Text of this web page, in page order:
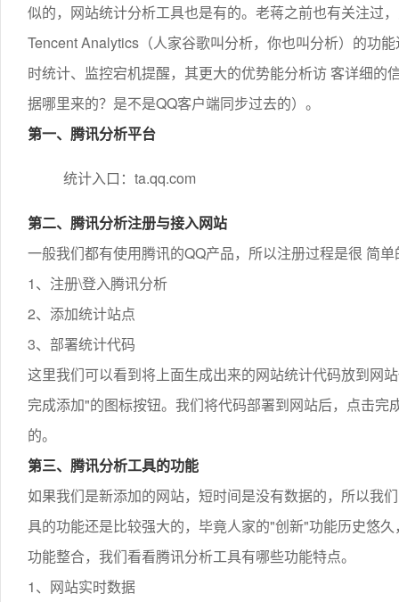
似的，网站统计分析工具也是有的。老蒋之前也有关注过
Tencent Analytics（人家谷歌叫分析，你也叫分析）的功
时统计、监控宕机提醒，其更大的优势能分析访 客详细
据哪里来的？是不是QQ客户端同步过去的）。
第一、腾讯分析平台
统计入口：ta.qq.com
第二、腾讯分析注册与接入网站
一般我们都有使用腾讯的QQ产品，所以注册过程是很 简
1、注册\登入腾讯分析
2、添加统计站点
3、部署统计代码
这里我们可以看到将上面生成出来的网站统计代码放到网
完成添加"的图标按钮。我们将代码部署到网站后，点击
的。
第三、腾讯分析工具的功能
如果我们是新添加的网站，短时间是没有数据的，所以我
具的功能还是比较强大的，毕竟人家的"创新"功能历史悠
功能整合，我们看看腾讯分析工具有哪些功能特点。
1、网站实时数据